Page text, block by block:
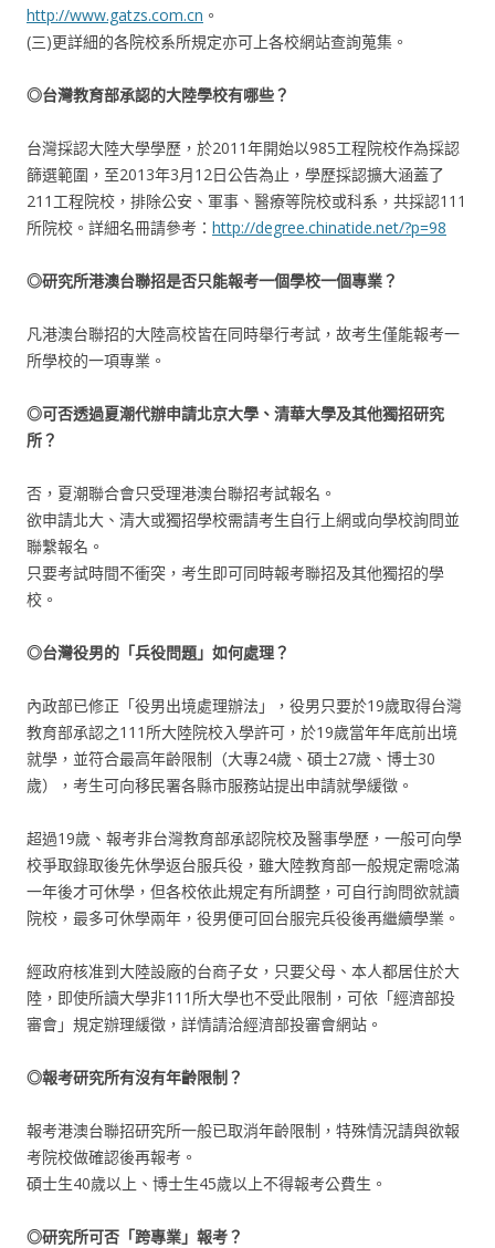
http://www.gatzs.com.cn 。
(三)更詳細的各院校系所規定亦可上各校網站查詢蒐集。
◎台灣教育部承認的大陸學校有哪些？
台灣採認大陸大學學歷，於2011年開始以985工程院校作為採認
篩選範圍，至2013年3月12日公告為止，學歷採認擴大涵蓋了
211工程院校，排除公安、軍事、醫療等院校或科系，共採認111
所院校。詳細名冊請參考： http://degree.chinatide.net/?p=98
◎研究所港澳台聯招是否只能報考一個學校一個專業？
凡港澳台聯招的大陸高校皆在同時舉行考試，故考生僅能報考一
所學校的一項專業。
◎可否透過夏潮代辦申請北京大學、清華大學及其他獨招研究
所？
否，夏潮聯合會只受理港澳台聯招考試報名。
欲申請北大、清大或獨招學校需請考生自行上網或向學校詢問並
聯繫報名。
只要考試時間不衝突，考生即可同時報考聯招及其他獨招的學
校。
◎台灣役男的「兵役問題」如何處理？
內政部已修正「役男出境處理辦法」，役男只要於19歲取得台灣
教育部承認之111所大陸院校入學許可，於19歲當年年底前出境
就學，並符合最高年齡限制（大專24歲、碩士27歲、博士30
歲），考生可向移民署各縣市服務站提出申請就學緩徵。
超過19歲、報考非台灣教育部承認院校及醫事學歷，一般可向學
校爭取錄取後先休學返台服兵役，雖大陸教育部一般規定需唸滿
一年後才可休學，但各校依此規定有所調整，可自行詢問欲就讀
院校，最多可休學兩年，役男便可回台服完兵役後再繼續學業。
經政府核准到大陸設廠的台商子女，只要父母、本人都居住於大
陸，即使所讀大學非111所大學也不受此限制，可依「經濟部投
審會」規定辦理緩徵，詳情請洽經濟部投審會網站。
◎報考研究所有沒有年齡限制？
報考港澳台聯招研究所一般已取消年齡限制，特殊情況請與欲報
考院校做確認後再報考。
碩士生40歲以上、博士生45歲以上不得報考公費生。
◎研究所可否「跨專業」報考？